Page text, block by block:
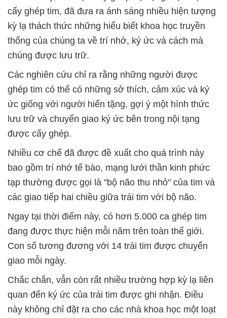
cấy ghép tim, đã đưa ra ánh sáng nhiều hiện tượng
kỳ lạ thách thức những hiểu biết khoa học truyền
thống của chúng ta về trí nhớ, ký ức và cách mà
chúng được lưu trữ.
Các nghiên cứu chỉ ra rằng những người được
ghép tim có thể có những sở thích, cảm xúc và ký
ức giống với người hiến tặng, gợi ý một hình thức
lưu trữ và chuyển giao ký ức bên trong nội tạng
được cấy ghép.
Nhiều cơ chế đã được đề xuất cho quá trình này
bao gồm trí nhớ tế bào, mạng lưới thần kinh phức
tạp thường được gọi là "bộ não thu nhỏ" của tim và
các giao tiếp hai chiều giữa trái tim với bộ não.
Ngay tại thời điểm này, có hơn 5.000 ca ghép tim
đang được thực hiện mỗi năm trên toàn thế giới.
Con số tương đương với 14 trái tim được chuyển
giao mỗi ngày.
Chắc chắn, vẫn còn rất nhiều trường hợp kỳ lạ liên
quan đến ký ức của trái tim được ghi nhận. Điều
này không chỉ đặt ra cho các nhà khoa học một loạt